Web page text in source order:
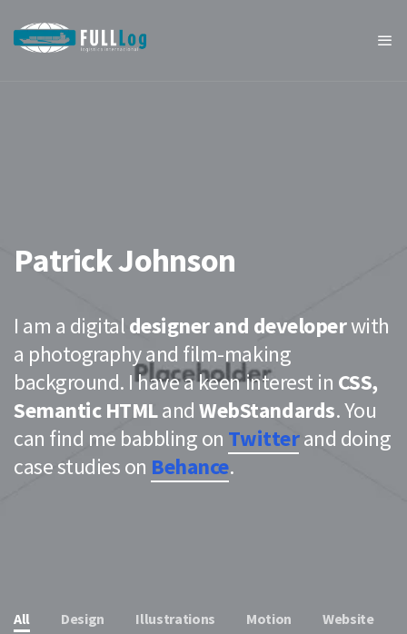
Patrick Johnson
I am a digitaldesigner and developerwith
a photography and film-making
background. I have a keen interest in CSS,
Semantic HTMLandWebStandards. You
can find me babbling on Twitterand doing
case studies on Behance.
All Design Illustrations Motion Website